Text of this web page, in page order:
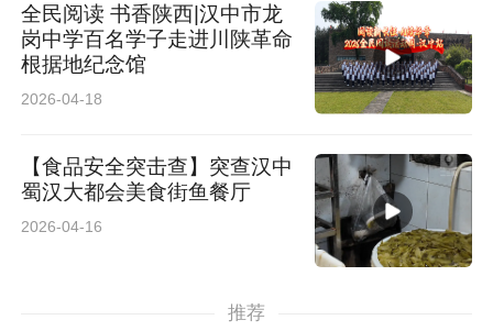
全民阅读 书香陕西|汉中市龙
岗中学百名学子走进川陕革命
根据地纪念馆
2026-04-18
【食品安全突击查】突查汉中
蜀汉大都会美食街鱼餐厅
2026-04-16
推荐